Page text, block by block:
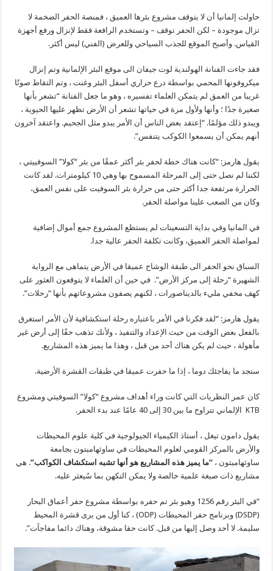
حاولت إلمانيا أن لا يتوقف مشروع بئرها العميق ، فمنصة الحفر الضخمة لا
تزال موجودة – لكن الحفر توقف – وتستخدم الرافعة فقط لإنزال ورفع أجهزة
القياس. وأصبح الموقع للجذب السياحي وللعرض (الفني) ليس أكثر.
فقد جاءت الفنانة الهولندية لوت جيفان الى موقع البئر الإلمانية وتم إنزال
ميكروفونها المحمي بواسطة درع حراري أسفل البئر وغنت ، وتم التقاط صوتًا
غريبا من العمق لم يتمكن العلماء تفسيره ، وهو ما جعل الفنانة “تشعر بأنها
صغيرة جدًا ؛ وأنها ولأول مرة في حياتها تشعر أن الأرض تظهر عليها الحيوية ،
ويبدو ذلك مؤلمًا. “إعتقد بعض الناس أن الأمر يبدو مثل الجحيم. واعتقد آخرون
أنهم يمكن أن يسمعوا الكوكب يتنفس”.
يقول هارمز: “كانت هناك خطة لحفر بئر أكثر عمقًا من بئر “كولا” السوفييتي ،
لكننا لم نصل حتى إلى المرحلة المسموح بها وهي 10 كيلومترات. لقد كانت
الحرارة مرتفعة جدا أكثر حتى من حرارة بئر السوفيت على نفس العمق،
وكان من الصعب علينا مواصلة الحفر.
في المانيا وفي بداية التسعينات لم يستطع المشروع جمع أموال إضافية
لمواصلة الحفر العميق، وكانت تكلفة الحفر عالية جدا.
السباق نحو الحفر الى طبقة الوشاح عميقا في الأرض يتماهى مع الرواية
الشهيرة “رحلة إلى مركز الأرض”. في حين أن العلماء لا يتوقعون العثور على
كهف مخفي مليء بالديناصورات ، لكنهم يصفون مشروعاتهم بأنها “رحلات”.
يقول هارمز: “لقد فكرنا في الأمر باعتباره رحلة استكشافية لأن الأمر استغرق
بالفعل بعض الوقت من حيث الإعداد والتنفيذ ، ولأنك تذهب حقًا إلى أرض غير
مأهولة ، حيث لم يكن هناك أحد من قبل ، وهذا ما يميز هذه المشاريع.
ستجد ما يفاجئك دوما ، إذا ما حفرت عميقا في طبقات القشرة الأرضية.
كان عمر النظريات التي كانت وراء أهداف مشروع “كولا” السوفيتي ومشروع
KTB الإلماني تتراوح ما بين 30 إلى 40 عامًا عند بدء الحفر.
يقول دامون تيغل ، أستاذ الكيمياء الجيولوجية في كلية علوم المحيطات
والأرض بالمركز القومي لعلوم المحيطات في ساوثهامبتون بجامعة
ساوثهامبتون ،“ما يميز هذه المشاريع هو أنها تشبه استكشاف الكواكب”. هي
مشاريع ذات صبغة علمية خالصة ولا يمكن التكهن بما سُيعثر عليه.
“في البئر رقم 1256 وهيو بئر تم حفره بواسطة مشروع حفر أعماق البحار
(DSDP) وبرنامج حفر المحيطات (ODP) ، كنا أول من يرى قشرة المحيط
سليمة. لا أحد وصل إليها من قبل. كانت حقا مشوقة، وهناك دائما مفاجآت”.